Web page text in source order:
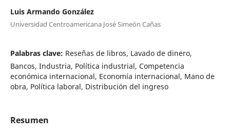
Luis Armando González
Universidad Centroamericana José Simeón Cañas
Palabras clave: Reseñas de libros, Lavado de dinero,
Bancos, Industria, Política industrial, Competencia
económica internacional, Economía internacional, Mano de
obra, Política laboral, Distribución del ingreso
Resumen